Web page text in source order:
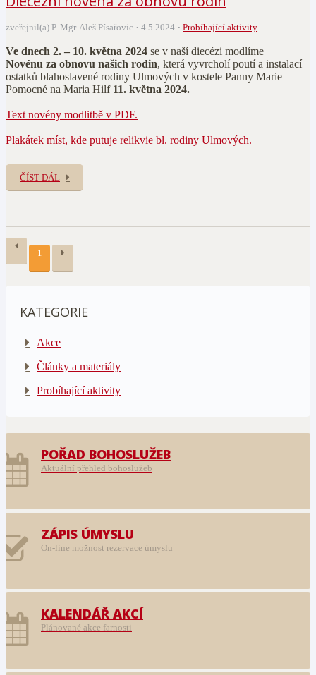
zveřejnil(a) P. Mgr. Aleš Písařovic 4.5.2024 Probíhající aktivity
Ve dnech 2. – 10. května 2024 se v naší diecézi modlíme
Novénu za obnovu našich rodin, která vyvrcholí poutí a instalací
ostatků blahoslavené rodiny Ulmových v kostele Panny Marie
Pomocné na Maria Hilf 11. května 2024.
Text novény modlitbě v PDF.
Plakátek míst, kde putuje relikvie bl. rodiny Ulmových.
ČÍST DÁL
1
KATEGORIE
Akce
Články a materiály
Probíhající aktivity
POŘAD BOHOSLUŽEB
Aktuální přehled bohoslužeb
ZÁPIS ÚMYSLU
On-line možnost rezervace úmyslu
KALENDÁŘ AKCÍ
Plánované akce farnosti